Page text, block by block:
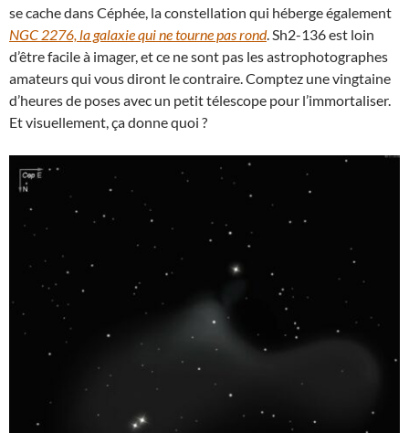
se cache dans Céphée, la constellation qui héberge également
NGC 2276, la galaxie qui ne tourne pas rond. Sh2-136 est loin
d’être facile à imager, et ce ne sont pas les astrophotographes
amateurs qui vous diront le contraire. Comptez une vingtaine
d’heures de poses avec un petit télescope pour l’immortaliser.
Et visuellement, ça donne quoi ?